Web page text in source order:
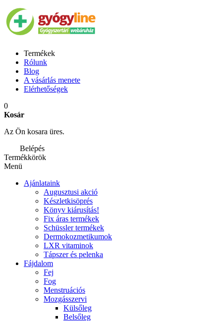
Termékek
Rólunk
Blog
A vásárlás menete
Elérhetőségek
0
Kosár
Az Ön kosara üres.
Belépés
Termékkörök
Menü
Ajánlataink
Augusztusi akció
Készletkisöprés
Könyv kiárusítás!
Fix áras termékek
Schüssler termékek
Dermokozmetikumok
LXR vitaminok
Tápszer és pelenka
Fájdalom
Fej
Fog
Menstruációs
Mozgásszervi
Külsőleg
Belsőleg